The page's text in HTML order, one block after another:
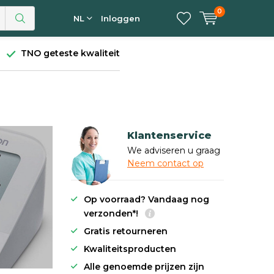
NL Inloggen
0
TNO geteste kwaliteit
Klantenservice
We adviseren u graag
Neem contact op
Op voorraad? Vandaag nog
verzonden*!
Gratis retourneren
Kwaliteitsproducten
Alle genoemde prijzen zijn